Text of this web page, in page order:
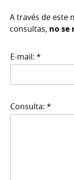
A través de este
consultas, no se
E-mail: *
Consulta: *